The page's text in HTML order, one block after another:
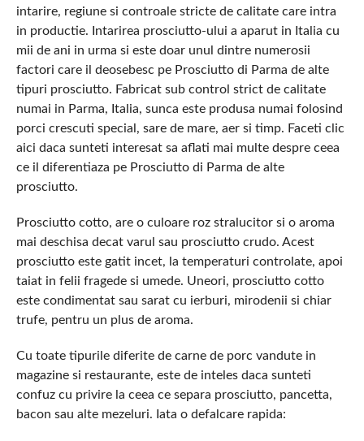
intarire, regiune si controale stricte de calitate care intra
in productie. Intarirea prosciutto-ului a aparut in Italia cu
mii de ani in urma si este doar unul dintre numerosii
factori care il deosebesc pe Prosciutto di Parma de alte
tipuri prosciutto. Fabricat sub control strict de calitate
numai in Parma, Italia, sunca este produsa numai folosind
porci crescuti special, sare de mare, aer si timp. Faceti clic
aici daca sunteti interesat sa aflati mai multe despre ceea
ce il diferentiaza pe Prosciutto di Parma de alte
prosciutto.
Prosciutto cotto, are o culoare roz stralucitor si o aroma
mai deschisa decat varul sau prosciutto crudo. Acest
prosciutto este gatit incet, la temperaturi controlate, apoi
taiat in felii fragede si umede. Uneori, prosciutto cotto
este condimentat sau sarat cu ierburi, mirodenii si chiar
trufe, pentru un plus de aroma.
Cu toate tipurile diferite de carne de porc vandute in
magazine si restaurante, este de inteles daca sunteti
confuz cu privire la ceea ce separa prosciutto, pancetta,
bacon sau alte mezeluri. Iata o defalcare rapida: